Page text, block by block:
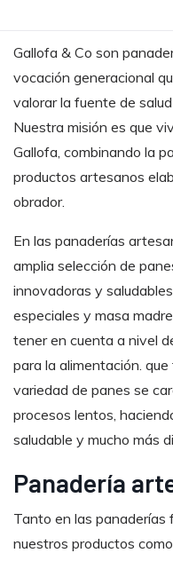
Gallofa & Co son
vocación generacional
valorar la fuente de
Nuestra misión es que
Gallofa, combinando la
productos artesanos
obrador.
En las panaderías
amplia selección de
innovadoras y
especiales y masa
tener en cuenta a nivel
para la alimentación.
variedad de panes se
procesos lentos,
saludable y mucho más
Panadería
Tanto en las panaderías
nuestros productos